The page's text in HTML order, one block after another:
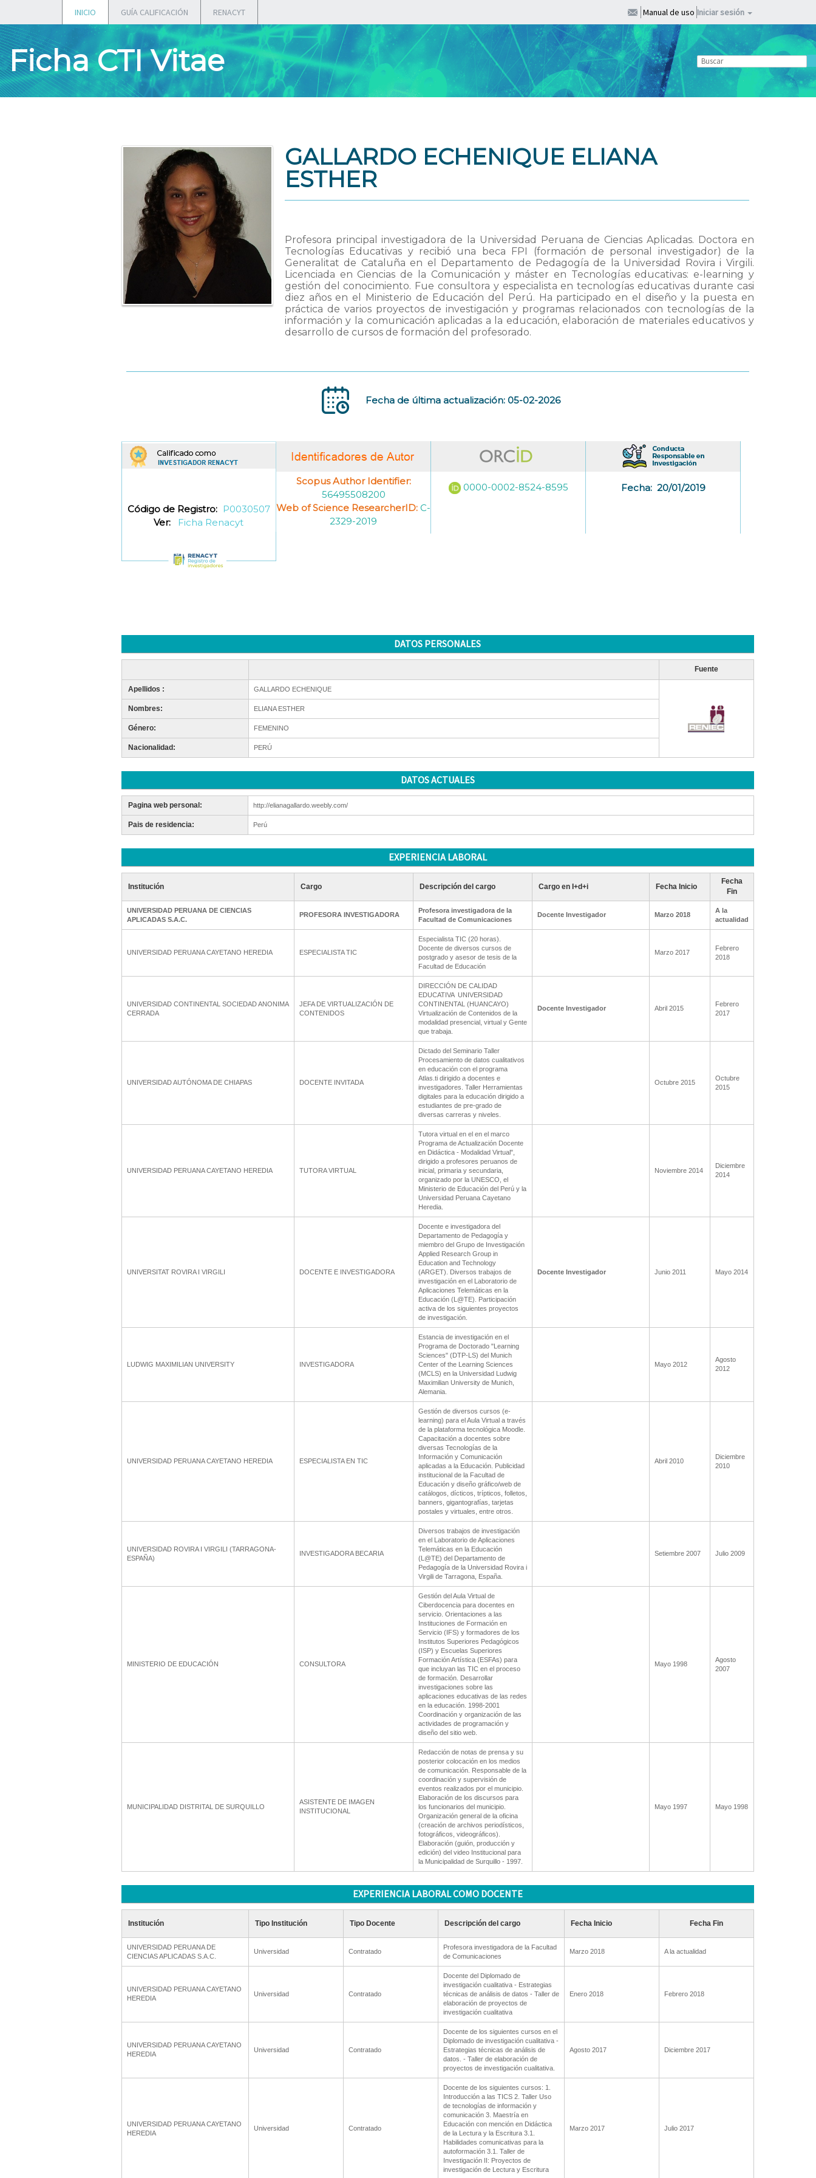
INICIO GUÍA CALIFICACIÓN RENACYT Manual de uso Iniciar sesión
Ficha CTI Vitae
GALLARDO ECHENIQUE ELIANA
ESTHER
Profesora principal investigadora de la Universidad Peruana de Ciencias Aplicadas. Doctora en
Tecnologías Educativas y recibió una beca FPI (formación de personal investigador) de la
Generalitat de Cataluña en el Departamento de Pedagogía de la Universidad Rovira i Virgili.
Licenciada en Ciencias de la Comunicación y máster en Tecnologías educativas: e-learning y
gestión del conocimiento. Fue consultora y especialista en tecnologías educativas durante casi
diez años en el Ministerio de Educación del Perú. Ha participado en el diseño y la puesta en
práctica de varios proyectos de investigación y programas relacionados con tecnologías de la
información y la comunicación aplicadas a la educación, elaboración de materiales educativos y
desarrollo de cursos de formación del profesorado.
Fecha de última actualización: 05-02-2026
Código de Registro: P0030507
Ver:
Ficha Renacyt
Scopus Author Identifier:
56495508200
Web of Science ResearcherID: C-
2329-2019
0000-0002-8524-8595 Fecha: 20/01/2019
DATOS PERSONALES
Fuente
Apellidos : GALLARDO ECHENIQUE
Nombres: ELIANA ESTHER
Género: FEMENINO
Nacionalidad: PERÚ
DATOS ACTUALES
Pagina web personal: http://elianagallardo.weebly.com/
Pais de residencia: Perú
EXPERIENCIA LABORAL
Institución Cargo Descripción del cargo Cargo en I+d+i Fecha Inicio
Fecha
Fin
UNIVERSIDAD PERUANA DE CIENCIAS
APLICADAS S.A.C.
PROFESORA INVESTIGADORA
Profesora investigadora de la
Facultad de Comunicaciones
Docente Investigador Marzo 2018
A la
actualidad
UNIVERSIDAD PERUANA CAYETANO HEREDIA ESPECIALISTA TIC
Especialista TIC (20 horas).
Docente de diversos cursos de
postgrado y asesor de tesis de la
Facultad de Educación
Marzo 2017
Febrero
2018
UNIVERSIDAD CONTINENTAL SOCIEDAD ANONIMA
CERRADA
JEFA DE VIRTUALIZACIÓN DE
CONTENIDOS
DIRECCIÓN DE CALIDAD
EDUCATIVA  UNIVERSIDAD
CONTINENTAL (HUANCAYO)
Virtualización de Contenidos de la
modalidad presencial, virtual y Gente
que trabaja.
Docente Investigador Abril 2015
Febrero
2017
UNIVERSIDAD AUTÓNOMA DE CHIAPAS DOCENTE INVITADA
Dictado del Seminario Taller
Procesamiento de datos cualitativos
en educación con el programa
Atlas.ti dirigido a docentes e
investigadores. Taller Herramientas
digitales para la educación dirigido a
estudiantes de pre-grado de
diversas carreras y niveles.
Octubre 2015
Octubre
2015
UNIVERSIDAD PERUANA CAYETANO HEREDIA TUTORA VIRTUAL
Tutora virtual en el en el marco
Programa de Actualización Docente
en Didáctica - Modalidad Virtual",
dirigido a profesores peruanos de
inicial, primaria y secundaria,
organizado por la UNESCO, el
Ministerio de Educación del Perú y la
Universidad Peruana Cayetano
Heredia.
Noviembre 2014
Diciembre
2014
UNIVERSITAT ROVIRA I VIRGILI DOCENTE E INVESTIGADORA
Docente e investigadora del
Departamento de Pedagogía y
miembro del Grupo de Investigación
Applied Research Group in
Education and Technology
(ARGET). Diversos trabajos de
investigación en el Laboratorio de
Aplicaciones Telemáticas en la
Educación (L@TE). Participación
activa de los siguientes proyectos
de investigación.
Docente Investigador Junio 2011 Mayo 2014
LUDWIG MAXIMILIAN UNIVERSITY INVESTIGADORA
Estancia de investigación en el
Programa de Doctorado "Learning
Sciences" (DTP-LS) del Munich
Center of the Learning Sciences
(MCLS) en la Universidad Ludwig
Maximilian University de Munich,
Alemania.
Mayo 2012
Agosto
2012
UNIVERSIDAD PERUANA CAYETANO HEREDIA ESPECIALISTA EN TIC
Gestión de diversos cursos (e-
learning) para el Aula Virtual a través
de la plataforma tecnológica Moodle.
Capacitación a docentes sobre
diversas Tecnologías de la
Información y Comunicación
aplicadas a la Educación. Publicidad
institucional de la Facultad de
Educación y diseño gráfico/web de
catálogos, dícticos, trípticos, folletos,
banners, gigantografías, tarjetas
postales y virtuales, entre otros.
Abril 2010
Diciembre
2010
UNIVERSIDAD ROVIRA I VIRGILI (TARRAGONA-
ESPAÑA)
INVESTIGADORA BECARIA
Diversos trabajos de investigación
en el Laboratorio de Aplicaciones
Telemáticas en la Educación
(L@TE) del Departamento de
Pedagogía de la Universidad Rovira i
Virgili de Tarragona, España.
Setiembre 2007 Julio 2009
MINISTERIO DE EDUCACIÓN CONSULTORA
Gestión del Aula Virtual de
Ciberdocencia para docentes en
servicio. Orientaciones a las
Instituciones de Formación en
Servicio (IFS) y formadores de los
Institutos Superiores Pedagógicos
(ISP) y Escuelas Superiores
Formación Artística (ESFAs) para
que incluyan las TIC en el proceso
de formación. Desarrollar
investigaciones sobre las
aplicaciones educativas de las redes
en la educación. 1998-2001
Coordinación y organización de las
actividades de programación y
diseño del sitio web.
Mayo 1998
Agosto
2007
MUNICIPALIDAD DISTRITAL DE SURQUILLO
ASISTENTE DE IMAGEN
INSTITUCIONAL
Redacción de notas de prensa y su
posterior colocación en los medios
de comunicación. Responsable de la
coordinación y supervisión de
eventos realizados por el municipio.
Elaboración de los discursos para
los funcionarios del municipio.
Organización general de la oficina
(creación de archivos periodísticos,
fotográficos, videográficos).
Elaboración (guión, producción y
edición) del video Institucional para
la Municipalidad de Surquillo - 1997.
Mayo 1997 Mayo 1998
EXPERIENCIA LABORAL COMO DOCENTE
Institución Tipo Institución Tipo Docente Descripción del cargo Fecha Inicio Fecha Fin
UNIVERSIDAD PERUANA DE
CIENCIAS APLICADAS S.A.C.
Universidad Contratado
Profesora investigadora de la Facultad
de Comunicaciones
Marzo 2018 A la actualidad
UNIVERSIDAD PERUANA CAYETANO
HEREDIA
Universidad Contratado
Docente del Diplomado de
investigación cualitativa - Estrategias
técnicas de análisis de datos - Taller de
elaboración de proyectos de
investigación cualitativa
Enero 2018 Febrero 2018
UNIVERSIDAD PERUANA CAYETANO
HEREDIA
Universidad Contratado
Docente de los siguientes cursos en el
Diplomado de investigación cualitativa -
Estrategias técnicas de análisis de
datos. - Taller de elaboración de
proyectos de investigación cualitativa.
Agosto 2017 Diciembre 2017
UNIVERSIDAD PERUANA CAYETANO
HEREDIA
Universidad Contratado
Docente de los siguientes cursos: 1.
Introducción a las TICS 2. Taller Uso
de tecnologías de información y
comunicación 3. Maestría en
Educación con mención en Didáctica
de la Lectura y la Escritura 3.1.
Habilidades comunicativas para la
autoformación 3.1. Taller de
Investigación II: Proyectos de
investigación de Lectura y Escritura
Marzo 2017 Julio 2017